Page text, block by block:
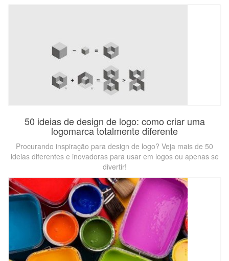
50 ideias de design de logo: como criar uma
logomarca totalmente diferente
Procurando inspiração para design de logo? Veja mais de 50
ideias diferentes e inovadoras para usar em logos ou apenas se
divertir!